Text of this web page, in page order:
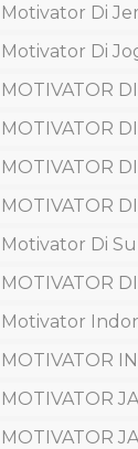
Motivator Di
Motivator Di
MOTIVATOR
MOTIVATOR
MOTIVATOR
MOTIVATOR
Motivator Di
MOTIVATOR
Motivator
MOTIVATOR
MOTIVATOR
MOTIVATOR